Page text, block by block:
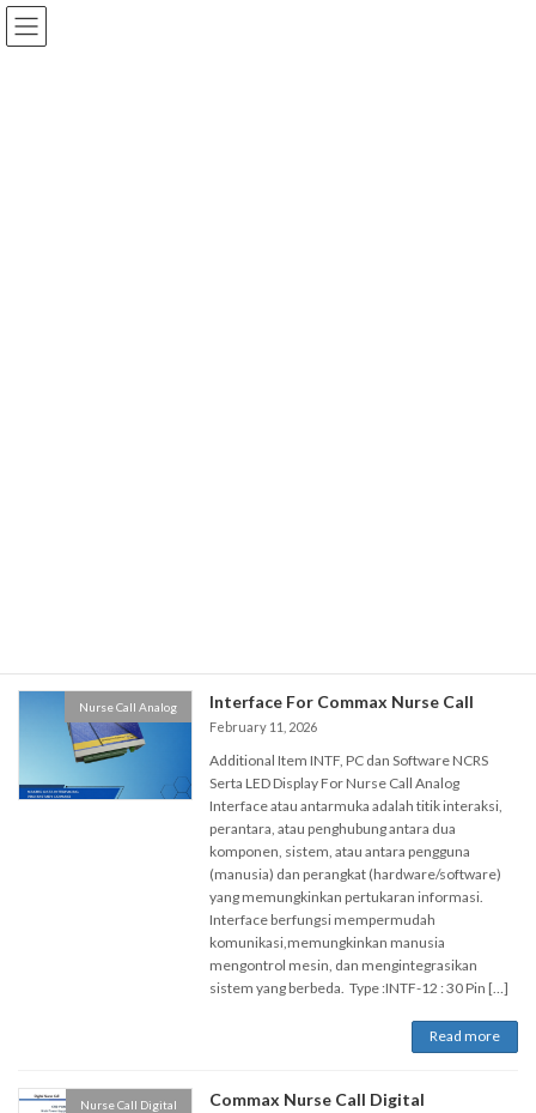
Skip
to
the
Skip
to
the
Nurse Call Analog Interface For Commax Nurse Call
February 11, 2026
Additional Item INTF, PC dan Software NCRS
Serta LED Display For Nurse Call Analog
Interface atau antarmuka adalah titik interaksi,
perantara, atau penghubung antara dua
komponen, sistem, atau antara pengguna
(manusia) dan perangkat (hardware/software)
yang memungkinkan pertukaran informasi.
Interface berfungsi mempermudah
komunikasi,memungkinkan manusia
mengontrol mesin, dan mengintegrasikan
sistem yang berbeda. Type :INTF-12 : 30 Pin […]
Read more
Nurse Call Digital Commax Nurse Call Digital